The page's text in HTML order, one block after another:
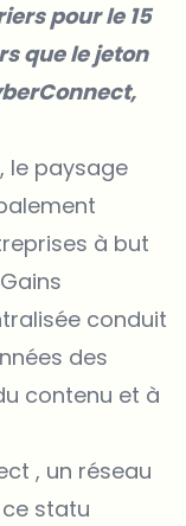
pour le 15
que lejeton
le paysage
à but
conduit
des
contenu et à
, un réseau
statu